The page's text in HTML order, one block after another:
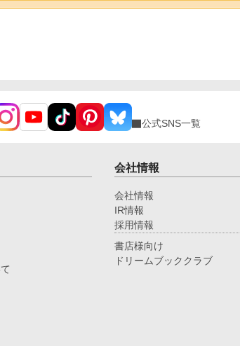
公式SNS一覧
会社情報
会社情報
IR情報
採用情報
書店様向け
ドリームブッククラブ